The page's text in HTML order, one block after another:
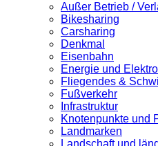
Außer Betrieb /
Bikesharing
Carsharing
Denkmal
Eisenbahn
Energie und
Fliegendes &
Fußverkehr
Infrastruktur
Knotenpunkte und
Landmarken
Landschaft und